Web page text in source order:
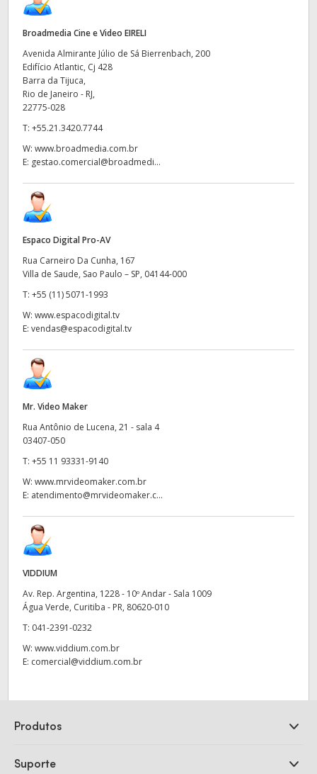
Broadmedia Cine e Video EIRELI
Avenida Almirante Júlio de Sá Bierrenbach, 200
Edifício Atlantic, Cj 428
Barra da Tijuca,
Rio de Janeiro - RJ,
22775-028
T: +55.21.3420.7744
W: www.broadmedia.com.br
E: gestao.comercial@broadmedi...
Espaco Digital Pro-AV
Rua Carneiro Da Cunha, 167
Villa de Saude, Sao Paulo – SP, 04144-000
T: +55 (11) 5071-1993
W: www.espacodigital.tv
E: vendas@espacodigital.tv
Mr. Video Maker
Rua Antônio de Lucena, 21 - sala 4
03407-050
T: +55 11 93331-9140
W: www.mrvideomaker.com.br
E: atendimento@mrvideomaker.c...
VIDDIUM
Av. Rep. Argentina, 1228 - 10º Andar - Sala 1009
Água Verde, Curitiba - PR, 80620-010
T: 041-2391-0232
W: www.viddium.com.br
E: comercial@viddium.com.br
Produtos
DaVinci Resolve e Fusion
Suporte